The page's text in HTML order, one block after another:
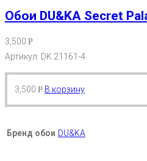
Обои DU&KA Secret
3,500 Р
Артикул: DK.21161-4
3,500 Р В корзину
Бренд обои DU&KA